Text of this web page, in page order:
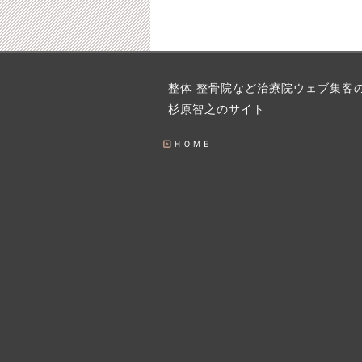
レ”を入れると反応が上
店舗運営者にどう役に
立つのか？
整体 整骨院など治療院ウェブ集客
杉原智之のサイト
ＨＯＭＥ